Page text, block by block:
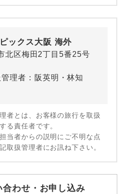
ックス大阪 海外
北区梅田2丁目5番25号
理者：阪英明・林知
者とは、お客様の旅行を取扱
る責任者です。
当者からの説明にご不明な点
取扱管理者にお訊ね下さい。
わせ・お申し込み